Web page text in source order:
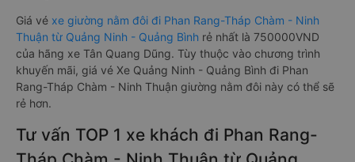
Giá vé xe giường nằm đôi đi Phan Rang-Tháp Chàm - Ninh
Thuận từ Quảng Ninh - Quảng Bình rẻ nhất là 750000VND
của hãng xe Tân Quang Dũng. Tùy thuộc vào chương trình
khuyến mãi, giá vé Xe Quảng Ninh - Quảng Bình đi Phan
Rang-Tháp Chàm - Ninh Thuận giường nằm đôi này có thể sẽ
rẻ hơn.
Tư vấn TOP 1 xe khách đi Phan Rang-